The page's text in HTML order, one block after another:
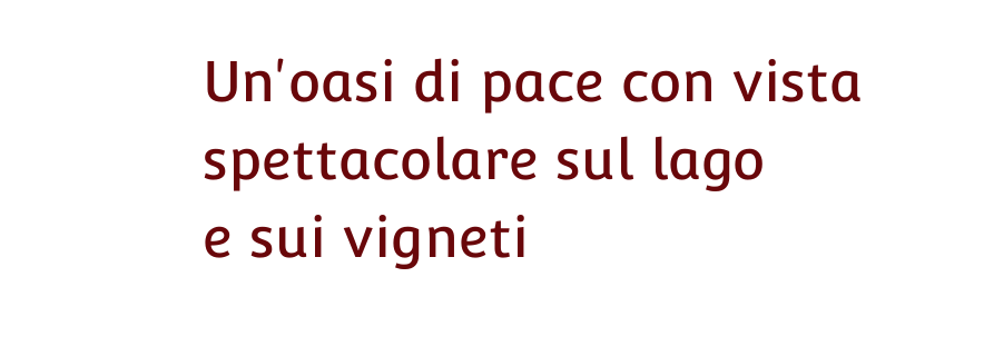
Un'oasi di pace con vista
spettacolare sul lago
e sui vigneti